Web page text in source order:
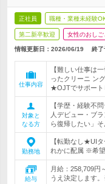
正社員 職種・業種未経験
第二新卒歓迎 女性のおしご
情報更新日：2026/06/19 終了
仕事内容
【難しい仕事は
ったクリーニ ン
★OJTでサポー
対象と
なる方
【学歴・経験不
人デビュー・ブ
ら復帰したい」
勤務地
【転勤なし★UI
れかに配属 ※希
給与
月給：258,709円
うえ決定します